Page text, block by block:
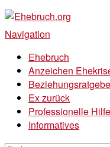
Ehebruch.org
Navigation
Ehebruch
Anzeichen
Ex zurück
Professionelle Hilfe
Informatives